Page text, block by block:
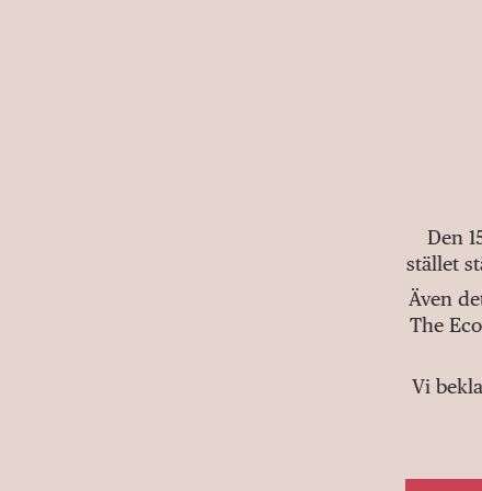
Den
stället
Även
The
Vi